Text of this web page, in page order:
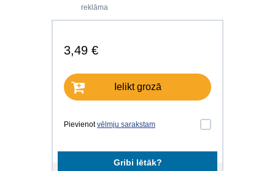
reklāma
3,49 €
Ielikt grozā
Pievienotvēlmju sarakstam
Gribi lētāk?